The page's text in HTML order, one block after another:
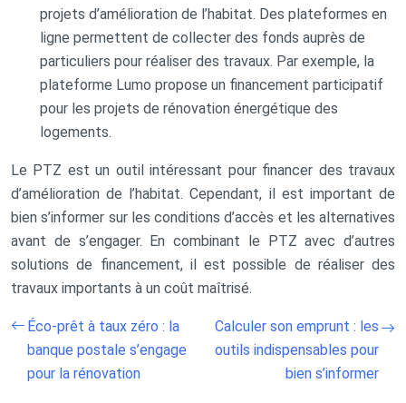
projets d’amélioration de l’habitat. Des plateformes en
ligne permettent de collecter des fonds auprès de
particuliers pour réaliser des travaux. Par exemple, la
plateforme Lumo propose un financement participatif
pour les projets de rénovation énergétique des
logements.
Le PTZ est un outil intéressant pour financer des travaux
d’amélioration de l’habitat. Cependant, il est important de
bien s’informer sur les conditions d’accès et les alternatives
avant de s’engager. En combinant le PTZ avec d’autres
solutions de financement, il est possible de réaliser des
travaux importants à un coût maîtrisé.
Éco-prêt à taux zéro : la
banque postale s’engage
pour la rénovation
Calculer son emprunt : les
outils indispensables pour
bien s’informer